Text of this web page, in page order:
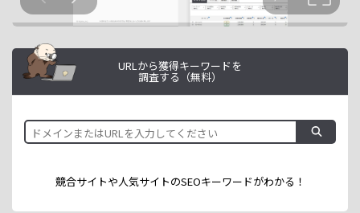
URLから獲得キーワードを
調査する（無料）
競合サイトや人気サイトのSEOキーワードがわかる！